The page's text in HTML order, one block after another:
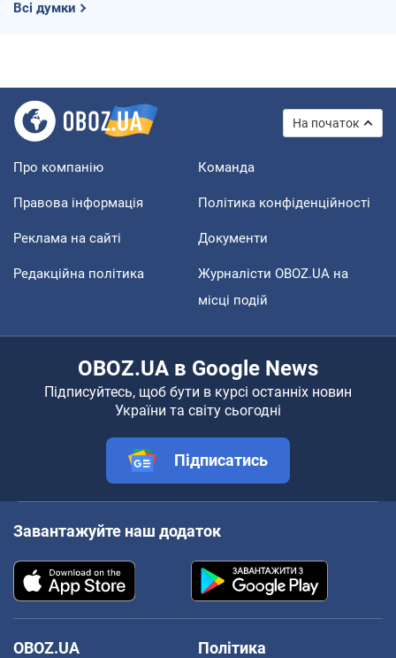
Всі думки
На початок
Про компанію Команда
Правова інформація Політика конфіденційності
Реклама на сайті Документи
Редакційна політика
Журналісти OBOZ.UA на
місці подій
OBOZ.UA в Google News
Підписуйтесь, щоб бути в курсі останніх новин
України та світу сьогодні
Підписатись
Завантажуйте наш додаток
OBOZ.UA
Політика